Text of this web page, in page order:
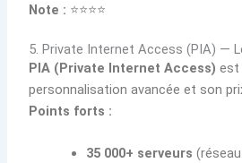
Note : ⭐⭐⭐⭐
5. Private Internet Access (PIA) —
PIA (Private Internet Access) est
personnalisation avancée et son
Points forts :
35 000+ serveurs